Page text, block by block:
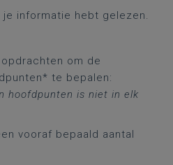
je informatie hebt gelezen.
om de
te bepalen:
hoofdpunten is niet in elk
vooraf bepaald aantal